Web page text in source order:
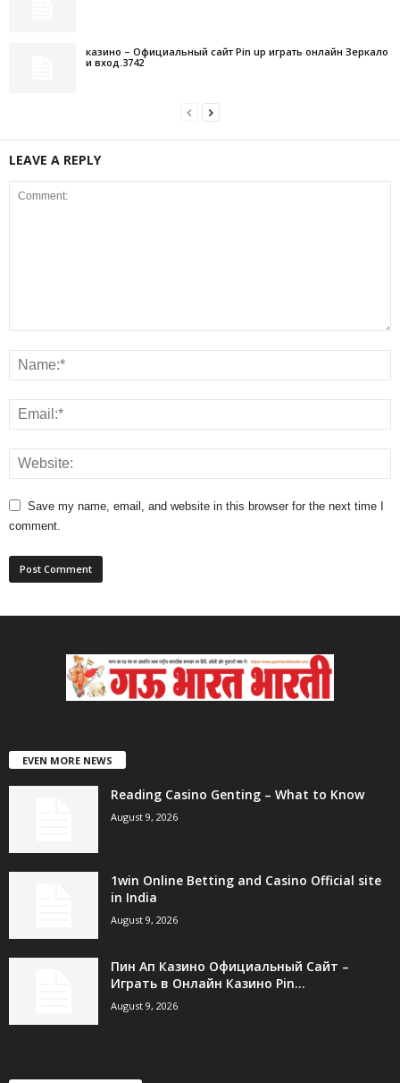
казино – Официальный сайт Pin up играть онлайн Зеркало
и вход.3742
LEAVE A REPLY
Save my name, email, and website in this browser for the next time I
comment.
EVEN MORE NEWS
Reading Casino Genting – What to Know
August 9, 2026
1win Online Betting and Casino Official site
in India
August 9, 2026
Пин Ап Казино Официальный Сайт –
Играть в Онлайн Казино Pin...
August 9, 2026